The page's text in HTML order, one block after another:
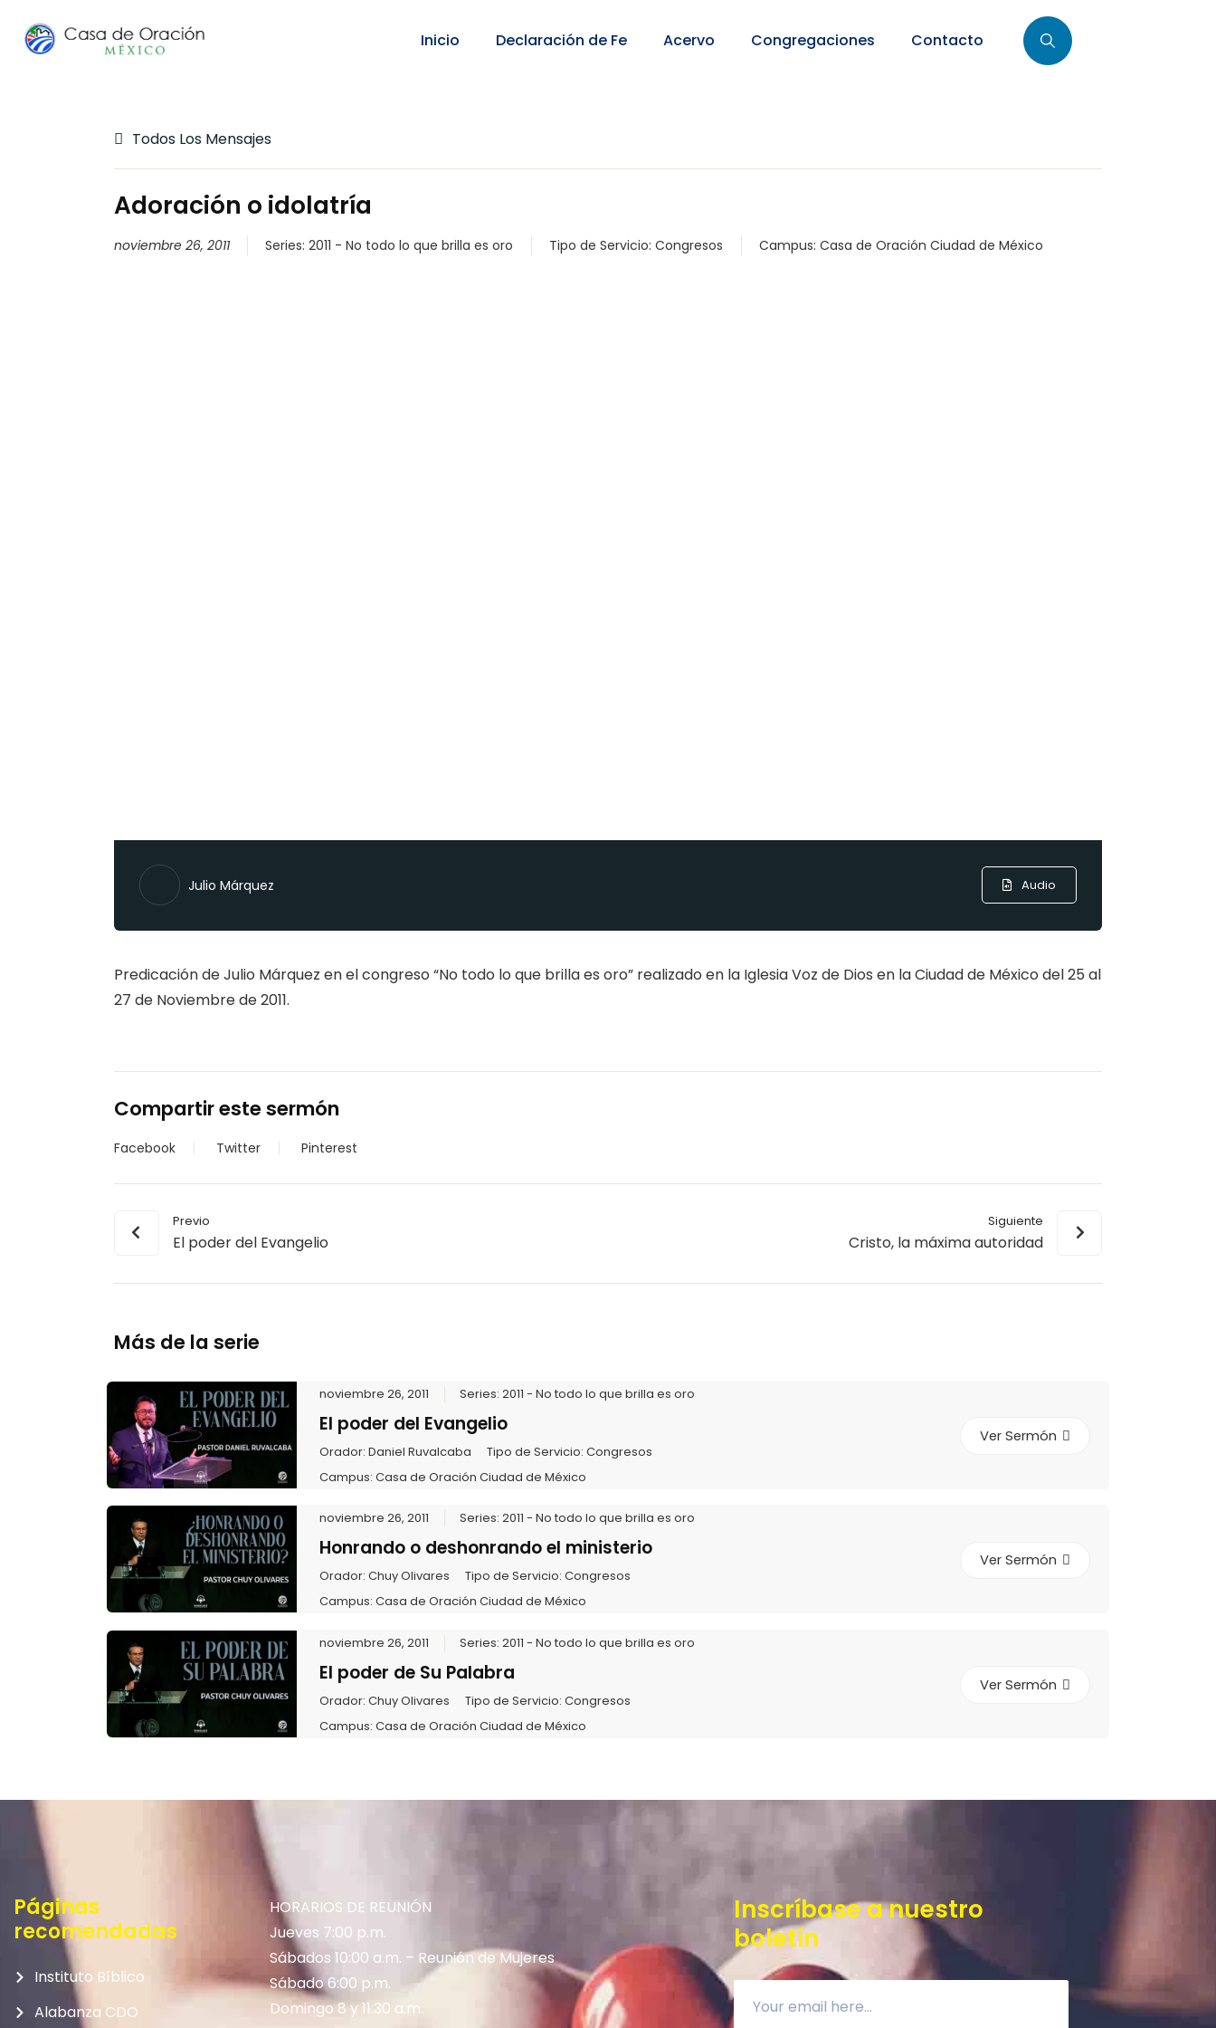
Inicio Declaración de Fe Acervo Congregaciones Contacto
Todos Los Mensajes
Adoración o idolatría
noviembre 26, 2011 Series: 2011 - No todo lo que brilla es oro Tipo de Servicio: Congresos Campus: Casa de Oración Ciudad de México
Julio Márquez Audio
Predicación de Julio Márquez en el congreso “No todo lo que brilla es oro” realizado en la Iglesia Voz de Dios en la Ciudad de México del 25 al
27 de Noviembre de 2011.
Compartir este sermón
Facebook Twitter Pinterest
Previo
El poder del Evangelio
Siguiente
Cristo, la máxima autoridad
Más de la serie
noviembre 26, 2011 Series:2011 - No todo lo que brilla es oro
El poder del Evangelio
Orador:Daniel Ruvalcaba Tipo de Servicio:Congresos
Campus:Casa de Oración Ciudad de México
Ver Sermón
noviembre 26, 2011 Series:2011 - No todo lo que brilla es oro
Honrando o deshonrando el ministerio
Orador:Chuy Olivares Tipo de Servicio:Congresos
Campus:Casa de Oración Ciudad de México
Ver Sermón
noviembre 26, 2011 Series:2011 - No todo lo que brilla es oro
El poder de Su Palabra
Orador:Chuy Olivares Tipo de Servicio:Congresos
Campus:Casa de Oración Ciudad de México
Ver Sermón
Páginas
recomendadas
Instituto Bíblico
Alabanza CDO
HORARIOS DE REUNIÓN
Jueves 7:00 p.m.
Sábados 10:00 a.m. – Reunión de Mujeres
Sábado 6:00 p.m.
Domingo 8 y 11:30 a.m.
Inscríbase a nuestro
boletín